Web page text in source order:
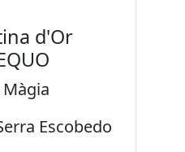
d'Or
Escobedo